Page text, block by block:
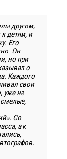
другом,
детям, и
Его
Он
но при
о
Каждого
свои
уже не
Со
а к